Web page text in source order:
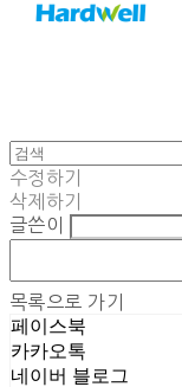
수정하기
삭제하기
글쓴이
목록으로 가기
페이스북
카카오톡
네이버 블로그